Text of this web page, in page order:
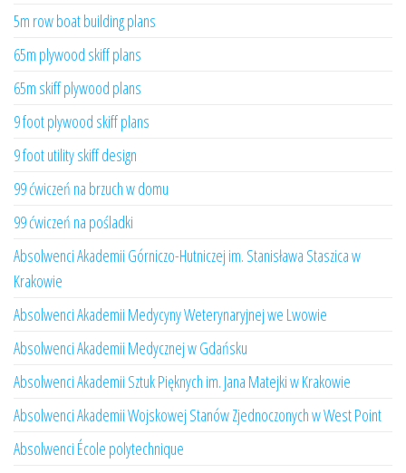
5m row boat building plans
65m plywood skiff plans
65m skiff plywood plans
9 foot plywood skiff plans
9 foot utility skiff design
99 ćwiczeń na brzuch w domu
99 ćwiczeń na pośladki
Absolwenci Akademii Górniczo-Hutniczej im. Stanisława Staszica w
Krakowie
Absolwenci Akademii Medycyny Weterynaryjnej we Lwowie
Absolwenci Akademii Medycznej w Gdańsku
Absolwenci Akademii Sztuk Pięknych im. Jana Matejki w Krakowie
Absolwenci Akademii Wojskowej Stanów Zjednoczonych w West Point
Absolwenci École polytechnique